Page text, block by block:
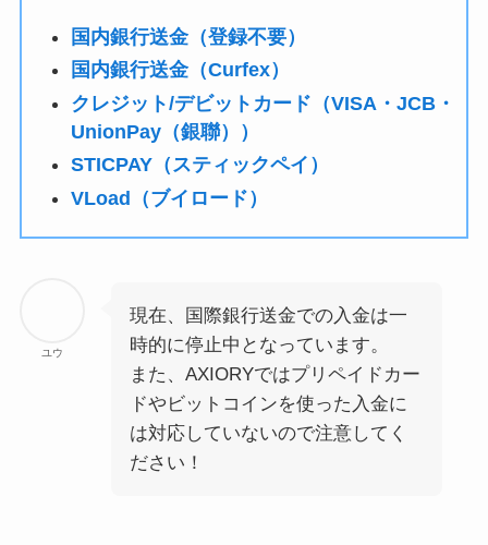
国内銀行送金（登録不要）
国内銀行送金（Curfex）
クレジット/デビットカード（VISA・JCB・
UnionPay（銀聯））
STICPAY（スティックペイ）
VLoad（ブイロード）
ユウ
現在、国際銀行送金での入金は一
時的に停止中となっています。
また、AXIORYではプリペイドカー
ドやビットコインを使った入金に
は対応していないので注意してく
ださい！